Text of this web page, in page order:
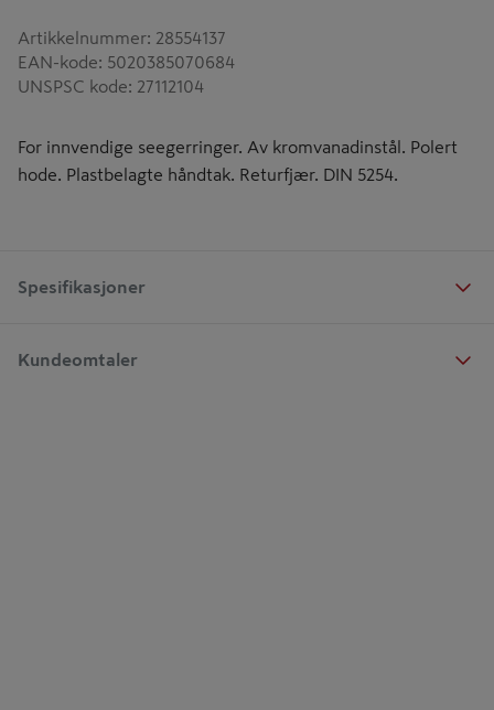
Artikkelnummer: 28554137
EAN-kode: 5020385070684
UNSPSC kode: 27112104
For innvendige seegerringer. Av kromvanadinstål. Polert
hode. Plastbelagte håndtak. Returfjær. DIN 5254.
Spesifikasjoner
Kundeomtaler